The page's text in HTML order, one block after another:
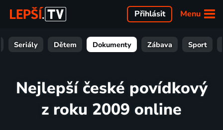
Menu
Přihlásit
Seriály Dětem Dokumenty Zábava Sport
Nejlepší české povídkový
z roku 2009 online